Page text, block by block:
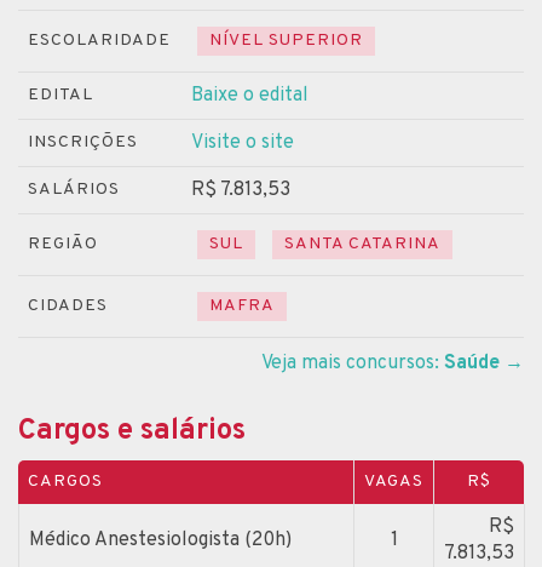
ESCOLARIDADE NÍVEL SUPERIOR
EDITAL Baixe o edital
INSCRIÇÕES Visite o site
SALÁRIOS R$ 7.813,53
REGIÃO SUL SANTA CATARINA
CIDADES MAFRA
Veja mais concursos: Saúde →
Cargos e salários
CARGOS VAGAS R$
Médico Anestesiologista (20h) 1
R$
7.813,53